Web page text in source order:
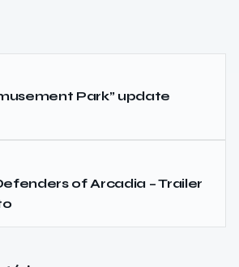
Park” update
of Arcadia – Trailer